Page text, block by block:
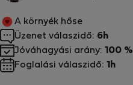
A környék hőse
Üzenet válaszidő: 6h
Jóváhagyási arány: 100 %
Foglalási válaszidő: 1h